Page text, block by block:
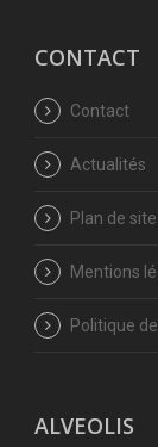
CONTACT
Contact
Actualités
Plan de site
Mentions
Politique
ALVEOLIS